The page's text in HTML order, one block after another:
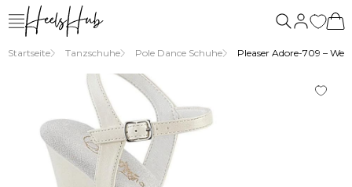
Startseite Tanzschuhe Pole Dance Schuhe Pleaser Adore-709 –